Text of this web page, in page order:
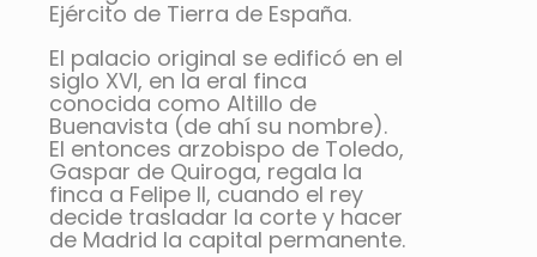
Ejército de Tierra de España.
El palacio original se edificó en el
siglo XVI, en la eral finca
conocida como Altillo de
Buenavista (de ahí su nombre).
El entonces arzobispo de Toledo,
Gaspar de Quiroga, regala la
finca a Felipe II, cuando el rey
decide trasladar la corte y hacer
de Madrid la capital permanente.